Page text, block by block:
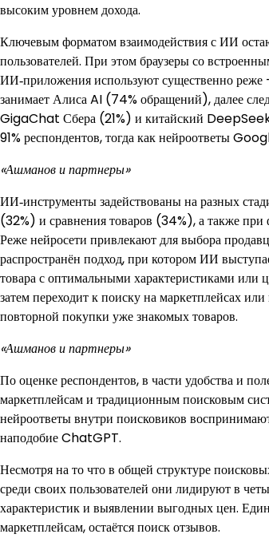
высоким уровнем дохода.
Ключевым форматом взаимодействия с ИИ
пользователей. При этом браузеры со
ИИ‑приложения используют существенно
занимает Алиса AI (74% обращений), далее
GigaChat Сбера (21%) и китайский
91% респондентов, тогда как нейроответы
«Ашманов и партнеры»
ИИ‑инструменты задействованы на разных
(32%) и сравнения товаров (34%), а также
Реже нейросети привлекают для выбора
распространён подход, при котором ИИ
товара с оптимальными характеристиками или
затем переходит к поиску на маркетплейсах
повторной покупки уже знакомых товаров.
«Ашманов и партнеры»
По оценке респондентов, в части удобства и
маркетплейсам и традиционным поисковым
нейроответы внутри поисковиков
наподобие ChatGPT.
Несмотря на то что в общей структуре
среди своих пользователей они лидируют в
характеристик и выявлении выгодных цен.
маркетплейсам, остаётся поиск отзывов.